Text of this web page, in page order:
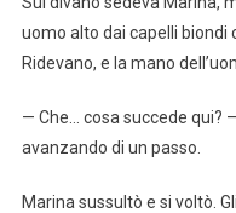
uomo alto dai capelli biondi
Ridevano, e la mano
— Che… cosa succede qui?
avanzando di un passo.
Marina sussultò e si voltò.